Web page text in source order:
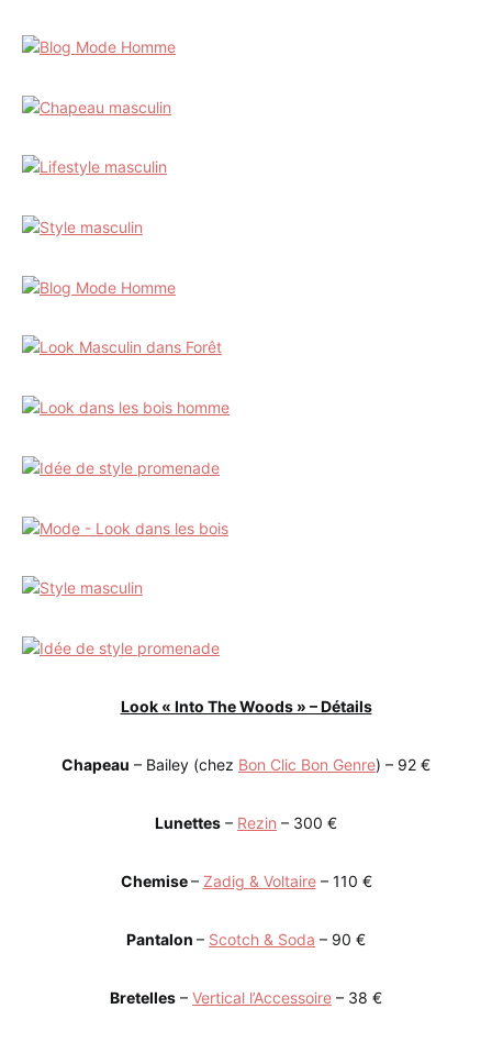
Look « Into The Woods » – Détails
Chapeau – Bailey (chez Bon Clic Bon Genre) – 92 €
Lunettes – Rezin – 300 €
Chemise– Zadig & Voltaire– 110 €
Pantalon – Scotch & Soda – 90 €
Bretelles – Vertical l’Accessoire – 38 €